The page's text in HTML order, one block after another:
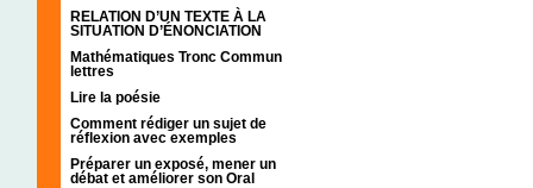
RELATION D’UN TEXTE À LA
SITUATION D’ÉNONCIATION
Mathématiques Tronc Commun
lettres
Lire la poésie
Comment rédiger un sujet de
réflexion avec exemples
Préparer un exposé, mener un
débat et améliorer son Oral